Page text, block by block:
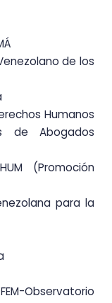
de los
Humanos
de Abogados
(Promoción
para la
Observatorio